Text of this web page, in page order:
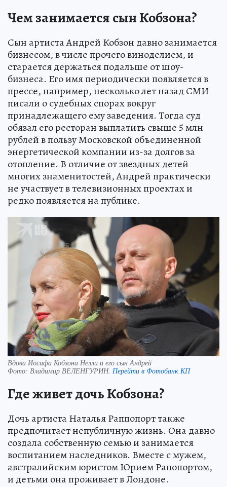
Чем занимается сын Кобзона?
Сын артиста Андрей Кобзон давно занимается
бизнесом, в числе прочего виноделием, и
старается держаться подальше от шоу-
бизнеса. Его имя периодически появляется в
прессе, например, несколько лет назад СМИ
писали о судебных спорах вокруг
принадлежащего ему заведения. Тогда суд
обязал его ресторан выплатить свыше 5 млн
рублей в пользу Московской объединенной
энергетической компании из-за долгов за
отопление. В отличие от звездных детей
многих знаменитостей, Андрей практически
не участвует в телевизионных проектах и
редко появляется на публике.
Вдова Иосифа Кобзона Нелли и его сын Андрей
Фото: Владимир ВЕЛЕНГУРИН. Перейти в Фотобанк КП
Где живет дочь Кобзона?
Дочь артиста Наталья Раппопорт также
предпочитает непубличную жизнь. Она давно
создала собственную семью и занимается
воспитанием наследников. Вместе с мужем,
австралийским юристом Юрием Рапопортом,
и детьми она проживает в Лондоне.